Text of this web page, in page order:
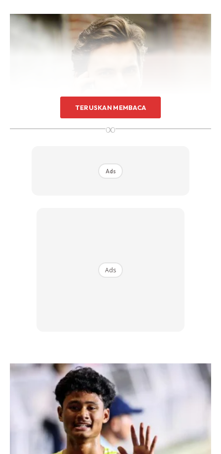
Kini sudah berkahwin dengan Simon Halls pada tahun 2011.
Dia secara rasmi mengumumkan menjadi gay pada tahun
TERUSKAN MEMBACA
∞
Ads
Ads